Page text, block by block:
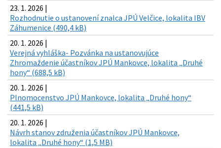
23. 1. 2026 |
Rozhodnutie o ustanovení znalca JPÚ Velčice, lokalita IBV
Záhumenice (490,4 kB)
20. 1. 2026 |
Verejná vyhláška- Pozvánka na ustanovujúce
Zhromaždenie účastníkov JPÚ Mankovce, lokalita „Druhé
hony“ (688,5 kB)
20. 1. 2026 |
Plnomocenstvo JPÚ Mankovce, lokalita „Druhé hony“
(441,5 kB)
20. 1. 2026 |
Návrh stanov združenia účastníkov JPÚ Mankovce,
lokalita „Druhé hony“ (1,5 MB)